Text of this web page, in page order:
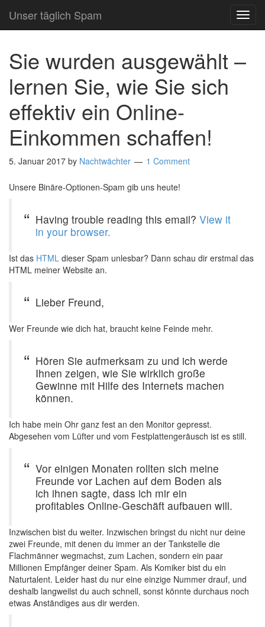
Unser täglich Spam
Sie wurden ausgewählt –
lernen Sie, wie Sie sich
effektiv ein Online-
Einkommen schaffen!
5. Januar 2017 by Nachtwächter 1 Comment
Unsere Binäre-Optionen-Spam gib uns heute!
Having trouble reading this email? View it
in your browser.
Ist das HTML dieser Spam unlesbar? Dann schau dir erstmal das
HTML meiner Website an.
Lieber Freund,
Wer Freunde wie dich hat, braucht keine Feinde mehr.
Hören Sie aufmerksam zu und ich werde
Ihnen zeigen, wie Sie wirklich große
Gewinne mit Hilfe des Internets machen
können.
Ich habe mein Ohr ganz fest an den Monitor gepresst.
Abgesehen vom Lüfter und vom Festplattengeräusch ist es still.
Vor einigen Monaten rollten sich meine
Freunde vor Lachen auf dem Boden als
ich ihnen sagte, dass ich mir ein
profitables Online-Geschäft aufbauen will.
Inzwischen bist du weiter. Inzwischen bringst du nicht nur deine
zwei Freunde, mit denen du immer an der Tankstelle die
Flachmänner wegmachst, zum Lachen, sondern ein paar
Millionen Empfänger deiner Spam. Als Komiker bist du ein
Naturtalent. Leider hast du nur eine einzige Nummer drauf, und
deshalb langweilst du auch schnell, sonst könnte durchaus noch
etwas Anständiges aus dir werden.